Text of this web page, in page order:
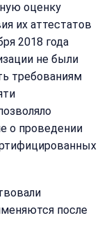
оценку
их аттестатов
2018 года
не были
требованиям
о проведении
после